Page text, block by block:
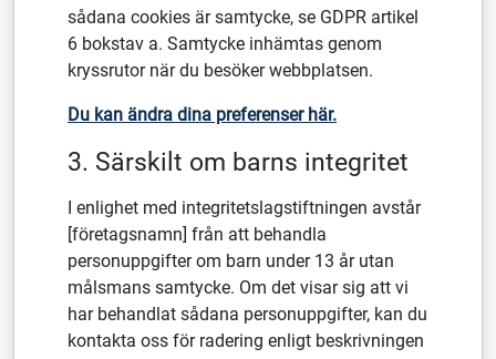
sådana cookies är samtycke, se GDPR artikel
6 bokstav a. Samtycke inhämtas genom
kryssrutor när du besöker webbplatsen.
Du kan ändra dina preferenser här.
3. Särskilt om barns integritet
I enlighet med integritetslagstiftningen avstår
[företagsnamn] från att behandla
personuppgifter om barn under 13 år utan
målsmans samtycke. Om det visar sig att vi
har behandlat sådana personuppgifter, kan du
kontakta oss för radering enligt beskrivningen